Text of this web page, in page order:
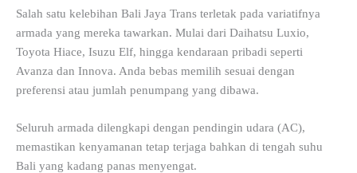
Salah satu kelebihan Bali Jaya Trans terletak pada variatifnya
armada yang mereka tawarkan. Mulai dari Daihatsu Luxio,
Toyota Hiace, Isuzu Elf, hingga kendaraan pribadi seperti
Avanza dan Innova. Anda bebas memilih sesuai dengan
preferensi atau jumlah penumpang yang dibawa.
Seluruh armada dilengkapi dengan pendingin udara (AC),
memastikan kenyamanan tetap terjaga bahkan di tengah suhu
Bali yang kadang panas menyengat.